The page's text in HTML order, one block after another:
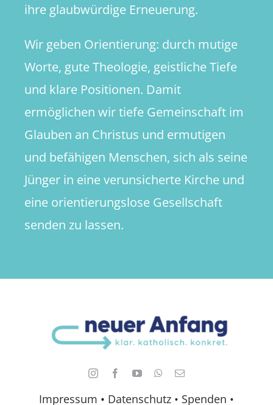
Impressum • Datenschutz • Spenden •
ihre glaubwürdige Erneuerung.
Wir geben Orientierung: durch mutige
Worte, gute Theologie, geistliche Tiefe
und klare Positionen. Damit
ermöglichen wir tiefe Gemeinschaft im
Glauben an Christus und ermutigen
und befähigen Menschen, sich als seine
Jünger in eine verunsicherte Kirche und
eine orientierungslose Gesellschaft
senden zu lassen.